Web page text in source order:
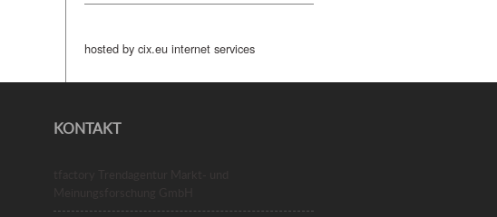
hosted by cix.eu internet services
KONTAKT